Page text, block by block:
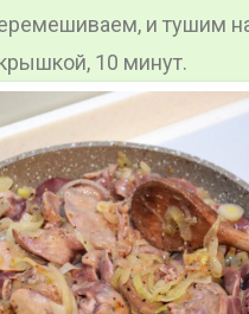
и тушим
10 минут.